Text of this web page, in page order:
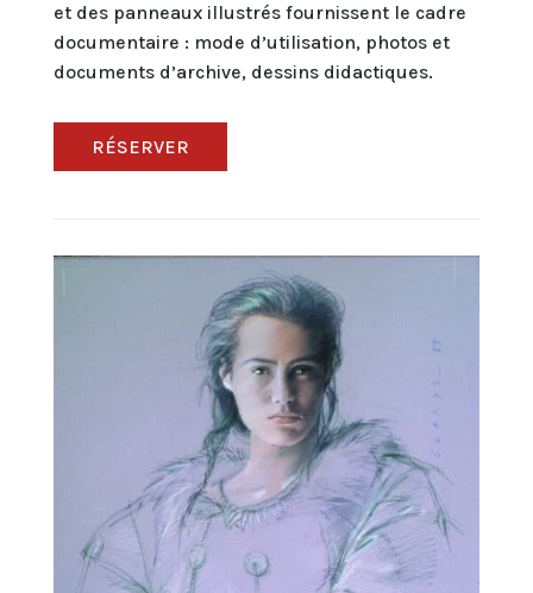
et des panneaux illustrés fournissent le cadre
documentaire : mode d’utilisation, photos et
documents d’archive, dessins didactiques.
RÉSERVER